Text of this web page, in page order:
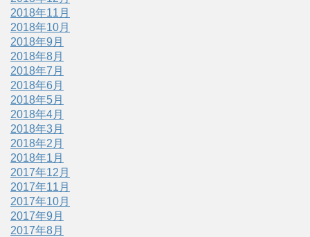
2018年11月
2018年10月
2018年9月
2018年8月
2018年7月
2018年6月
2018年5月
2018年4月
2018年3月
2018年2月
2018年1月
2017年12月
2017年11月
2017年10月
2017年9月
2017年8月